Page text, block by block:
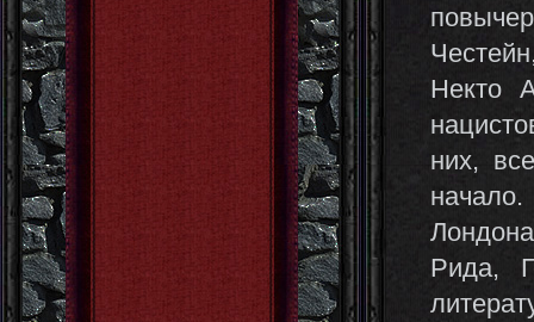
Некто
них,
Рида,